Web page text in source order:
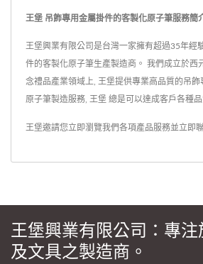
王堡 吊飾專用金屬掛件的客製化原子筆服務簡
王堡興業有限公司是台灣一家擁有超過35年經
件的客製化原子筆生產製造商。 我們成立於西
念禮品產業領域上, 王堡提供專業高品質的吊
原子筆製造服務, 王堡 總是可以達成客戶各種品
王堡邀請您立即瀏覽我們各項產品服務並立即
王堡興業有限公司：專
及文具之製造商。